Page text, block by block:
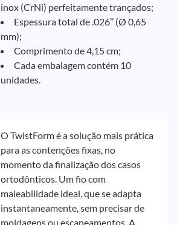
inox (CrNi) perfeitamente trançados;
Espessura total de .026’’ (Ø 0,65
mm);
Comprimento de 4,15 cm;
Cada embalagem contém 10
unidades.
O TwistForm é a solução mais prática
para as contenções fixas, no
momento da finalização dos casos
ortodônticos. Um fio com
maleabilidade ideal, que se adapta
instantaneamente, sem precisar de
moldagens ou escaneamentos. A